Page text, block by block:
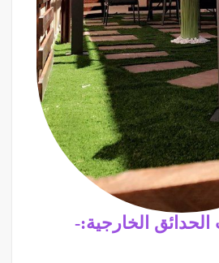
الخارجية:-